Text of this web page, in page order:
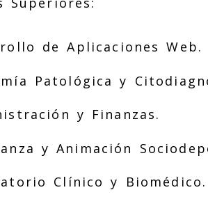
de Aplicaciones Web.
Patológica y
y Finanzas.
y Animación
Clínico y Biomédico.